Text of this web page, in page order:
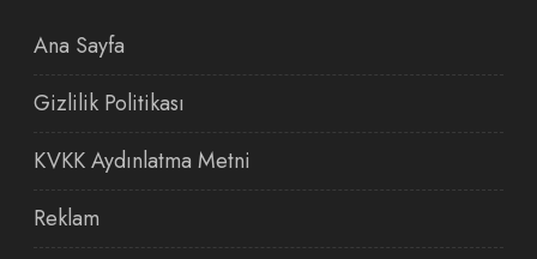
Ana Sayfa
Gizlilik Politikası
KVKK Aydınlatma Metni
Reklam